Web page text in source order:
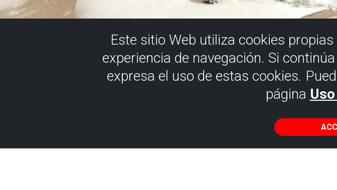
Este sitio Web utiliza cookies
experiencia de navegación. Si
expresa el uso de estas cookies.
página